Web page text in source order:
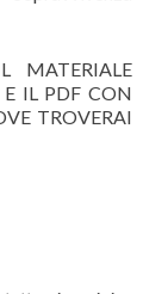
MATERIALE
IL PDF CON
TROVERAI